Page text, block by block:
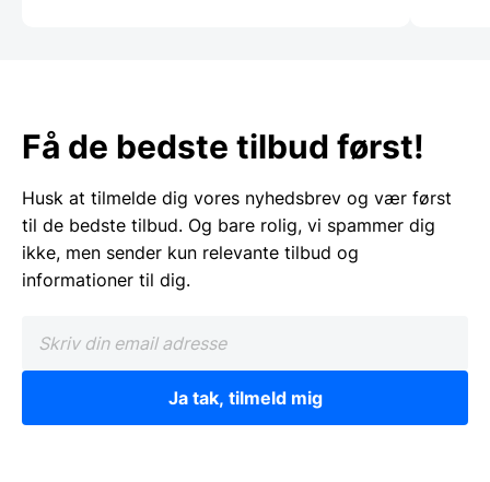
Få de bedste tilbud først!
Husk at tilmelde dig vores nyhedsbrev og vær først
til de bedste tilbud. Og bare rolig, vi spammer dig
ikke, men sender kun relevante tilbud og
informationer til dig.
Ja tak, tilmeld mig